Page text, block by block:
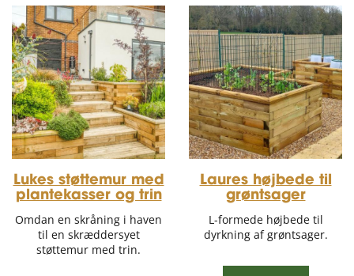
Lukes støttemur med
plantekasser og trin
Omdan en skråning i haven
til en skræddersyet
støttemur med trin.
Laures højbede til
grøntsager
L-formede højbede til
dyrkning af grøntsager.